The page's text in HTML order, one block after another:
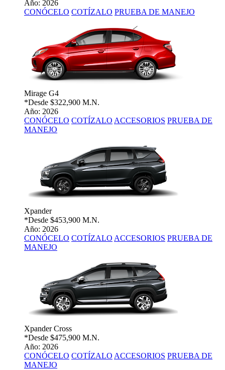
Año: 2026
CONÓCELO COTÍZALO PRUEBA DE MANEJO
Mirage G4
*Desde $322,900 M.N.
Año: 2026
CONÓCELO COTÍZALO ACCESORIOS PRUEBA DE
MANEJO
Xpander
*Desde $453,900 M.N.
Año: 2026
CONÓCELO COTÍZALO ACCESORIOS PRUEBA DE
MANEJO
Xpander Cross
*Desde $475,900 M.N.
Año: 2026
CONÓCELO COTÍZALO ACCESORIOS PRUEBA DE
MANEJO